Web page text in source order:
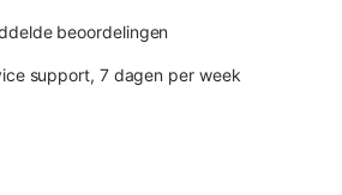
beoordelingen
support, 7 dagen per week